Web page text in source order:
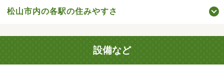
松山市内の各駅の住みやすさ
設備など